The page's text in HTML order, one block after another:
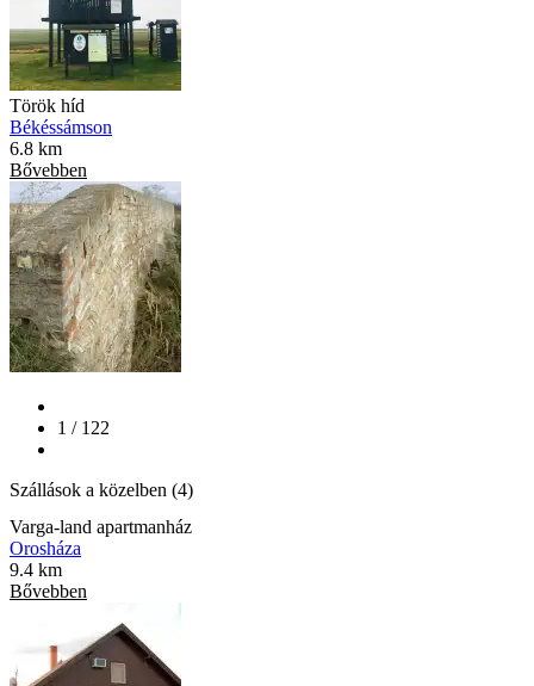
Török híd
Békéssámson
6.8 km
Bővebben
1 / 122
Szállások a közelben (4)
Varga-land apartmanház
Orosháza
9.4 km
Bővebben